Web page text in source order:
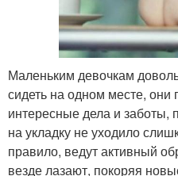
Маленьким девочкам
сидеть на одном месте, они
интересные дела и заботы,
на укладку не уходило
правило, ведут активный
везде лазают, покоряя